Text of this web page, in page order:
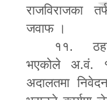
राजविराजका
जवाफ ।
११. ठहर
भएकोले अ.वं.
अदालतमा